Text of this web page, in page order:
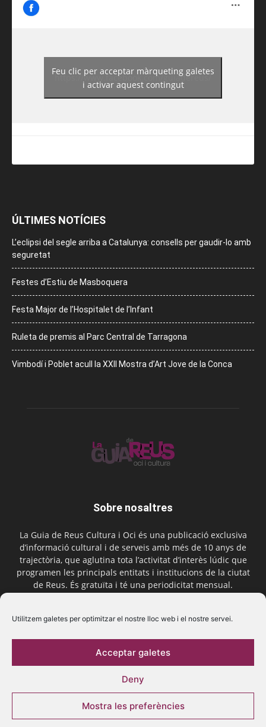
Utilitzem galetes per optimitzar el nostre lloc web i el nostre servei.
Acceptar galetes
Deny
Mostra les preferències
https://www.facebook.com/guiadereus/
Feu clic per acceptar màrqueting galetes
i activar aquest contingut
ÚLTIMES NOTÍCIES
L’eclipsi del segle arriba a Catalunya: consells per gaudir-lo amb
seguretat
Festes d’Estiu de Masboquera
Festa Major de l’Hospitalet de l’Infant
Ruleta de premis al Parc Central de Tarragona
Vimbodí i Poblet acull la XXII Mostra d’Art Jove de la Conca
Sobre nosaltres
La Guia de Reus Cultura i Oci és una publicació exclusiva
d’informació cultural i de serveis amb més de 10 anys de
trajectòria, que aglutina tota l’activitat d’interès lúdic que
programen les principals entitats i institucions de la ciutat
de Reus. És gratuïta i té una periodicitat mensual.
Segueix-nos